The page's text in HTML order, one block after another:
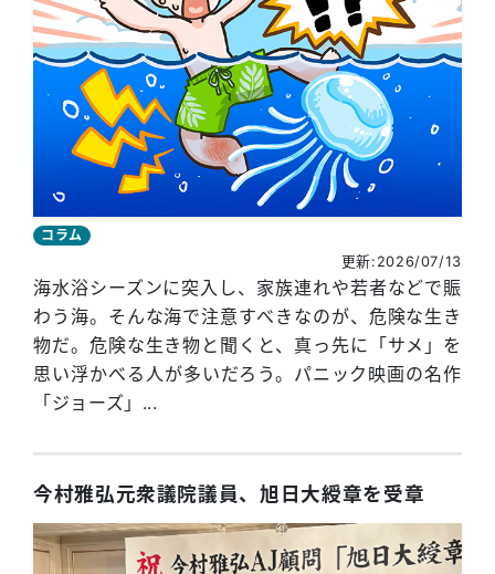
コラム
更新:2026/07/13
海水浴シーズンに突入し、家族連れや若者などで賑
わう海。そんな海で注意すべきなのが、危険な生き
物だ。危険な生き物と聞くと、真っ先に「サメ」を
思い浮かべる人が多いだろう。パニック映画の名作
「ジョーズ」...
今村雅弘元衆議院議員、旭日大綬章を受章